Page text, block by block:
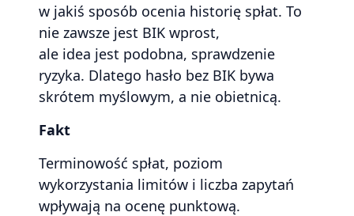
w jakiś sposób ocenia historię spłat. To
nie zawsze jest BIK wprost,
ale idea jest podobna, sprawdzenie
ryzyka. Dlatego hasło bez BIK bywa
skrótem myślowym, a nie obietnicą.
Fakt
Terminowość spłat, poziom
wykorzystania limitów i liczba zapytań
wpływają na ocenę punktową.